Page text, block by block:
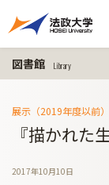
図書館 Library
展示（2019年度以前）
『描かれた
2017年10月10日